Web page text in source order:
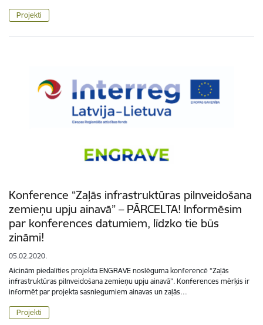
Projekti
Konference “Zaļās infrastruktūras pilnveidošana
zemieņu upju ainavā” – PĀRCELTA! Informēsim
par konferences datumiem, līdzko tie būs
zināmi!
05.02.2020.
Aicinām piedalīties projekta ENGRAVE noslēguma konferencē “Zaļās
infrastruktūras pilnveidošana zemieņu upju ainavā”. Konferences mērķis ir
informēt par projekta sasniegumiem ainavas un zaļās…
Projekti